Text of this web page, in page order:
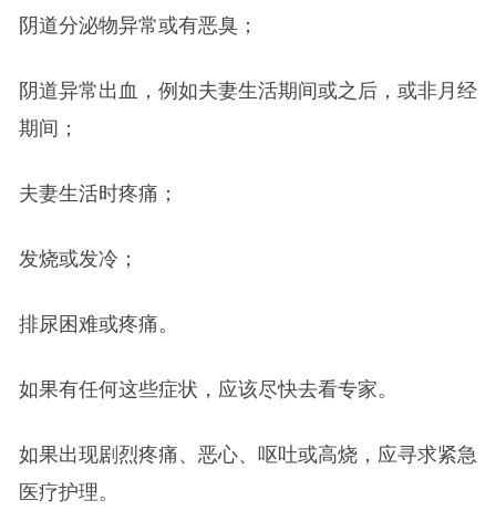
阴道分泌物异常或有恶臭；
阴道异常出血，例如夫妻生活期间或之后，或非月经
期间；
夫妻生活时疼痛；
发烧或发冷；
排尿困难或疼痛。
如果有任何这些症状，应该尽快去看专家。
如果出现剧烈疼痛、恶心、呕吐或高烧，应寻求紧急
医疗护理。